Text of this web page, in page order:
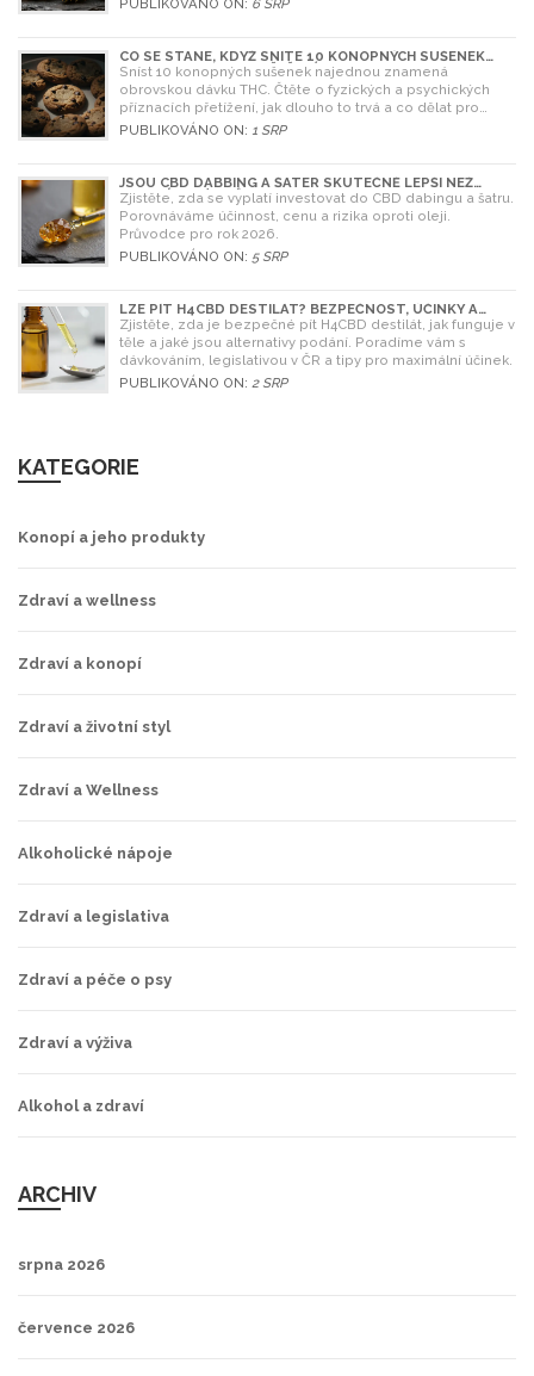
CO SE STANE, KDYŽ SNÍTE 10 KONOPNÝCH SUŠENEK
NAJEDNOU? RIZIKA A ŘEŠENÍ
Sníst 10 konopných sušenek najednou znamená
obrovskou dávku THC. Čtěte o fyzických a psychických
příznacích přetížení, jak dlouho to trvá a co dělat pro
úlevu.
PUBLIKOVÁNO ON: 1 SRP
JSOU CBD DABBING A ŠATER SKUTEČNĚ LEPŠÍ NEŽ
OLEJ? ÚPLNÝ PRŮVODCE
Zjistěte, zda se vyplatí investovat do CBD dabingu a šatru.
Porovnáváme účinnost, cenu a rizika oproti oleji.
Průvodce pro rok 2026.
PUBLIKOVÁNO ON: 5 SRP
LZE PÍT H4CBD DESTILÁT? BEZPEČNOST, ÚČINKY A
LEGISLATIVA V ROCE 2026
Zjistěte, zda je bezpečné pít H4CBD destilát, jak funguje v
těle a jaké jsou alternativy podání. Poradíme vám s
dávkováním, legislativou v ČR a tipy pro maximální účinek.
PUBLIKOVÁNO ON: 2 SRP
KATEGORIE
Konopí a jeho produkty
Zdraví a wellness
Zdraví a konopí
Zdraví a životní styl
Zdraví a Wellness
Alkoholické nápoje
Zdraví a legislativa
Zdraví a péče o psy
Zdraví a výživa
Alkohol a zdraví
ARCHIV
srpna 2026
července 2026